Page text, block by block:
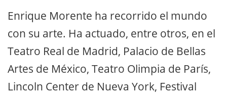
Enrique Morente ha recorrido el mundo
con su arte. Ha actuado, entre otros, en el
Teatro Real de Madrid, Palacio de Bellas
Artes de México, Teatro Olimpia de París,
Lincoln Center de Nueva York, Festival